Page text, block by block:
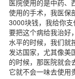
医院使用的是中药、
使用的手术，我医保
3000块钱，我给你
要把这个病给我治好
水平的时候，我们就
发达国家，尤其像美
的时候，那医院就会
它就不会一味去使用